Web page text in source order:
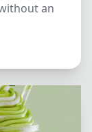
an